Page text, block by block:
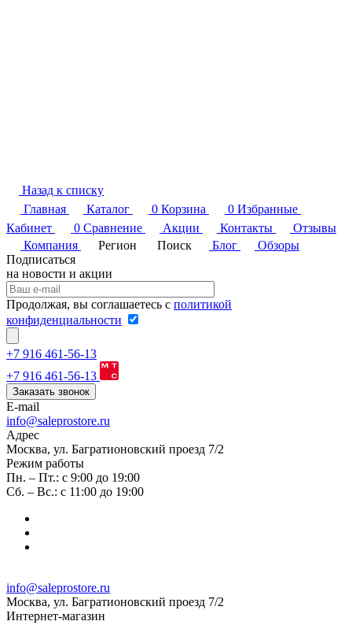
Назад к списку
Главная
Каталог 0 Корзина 0 Избранные
Кабинет
0 Сравнение Акции Контакты
Отзывы
Компания
Регион Поиск Блог
Обзоры
Подписаться
на новости и акции
Продолжая, вы соглашаетесь с политикой
конфиденциальности
+7 916 461-56-13
+7 916 461-56-13
Заказать звонок
E-mail
info@saleprostore.ru
Адрес
Москва, ул. Багратионовский проезд 7/2
Режим работы
Пн. – Пт.: с 9:00 до 19:00
Сб. – Вс.: с 11:00 до 19:00
info@saleprostore.ru
Москва, ул. Багратионовский проезд 7/2
Интернет-магазин